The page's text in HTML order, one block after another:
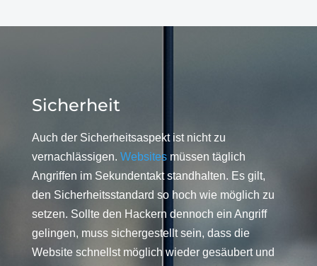
Sicherheit
Auch der Sicherheitsaspekt ist nicht zu
vernachlässigen. Websitesmüssen täglich
Angriffen im Sekundentakt standhalten. Es gilt,
den Sicherheitsstandard so hoch wie möglich zu
setzen. Sollte den Hackern dennoch ein Angriff
gelingen, muss sichergestellt sein, dass die
Website schnellst möglich wieder gesäubert und